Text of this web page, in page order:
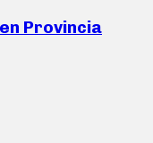
Provincia